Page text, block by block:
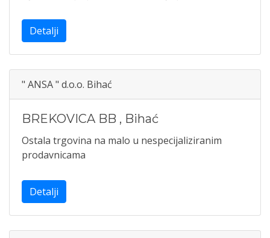
Detalji
" ANSA " d.o.o. Bihać
BREKOVICA BB , Bihać
Ostala trgovina na malo u nespecijaliziranim
prodavnicama
Detalji